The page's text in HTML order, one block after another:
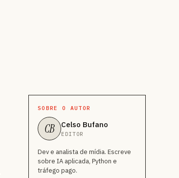
SOBRE O AUTOR
CB Celso Bufano
EDITOR
Dev e analista de mídia. Escreve
sobre IA aplicada, Python e
tráfego pago.